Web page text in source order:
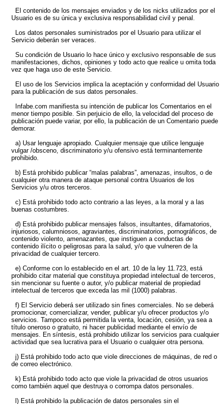
El contenido de los mensajes enviados y de los nicks utilizados por el
Usuario es de su única y exclusiva responsabilidad civil y penal.
Los datos personales suministrados por el Usuario para utilizar el
Servicio deberán ser veraces.
Su condición de Usuario lo hace único y exclusivo responsable de sus
manifestaciones, dichos, opiniones y todo acto que realice u omita toda
vez que haga uso de este Servicio.
El uso de los Servicios implica la aceptación y conformidad del Usuario
para la publicación de sus datos personales.
Infabe.com manifiesta su intención de publicar los Comentarios en el
menor tiempo posible. Sin perjuicio de ello, la velocidad del proceso de
publicación puede variar, por ello, la publicación de un Comentario puede
demorar.
a) Usar lenguaje apropiado. Cualquier mensaje que utilice lenguaje
vulgar /obsceno, discriminatorio y/u ofensivo está terminantemente
prohibido.
b) Está prohibido publicar “malas palabras”, amenazas, insultos, o de
cualquier otra manera de ataque personal contra Usuarios de los
Servicios y/u otros terceros.
c) Está prohibido todo acto contrario a las leyes, a la moral y a las
buenas costumbres.
d) Está prohibido publicar mensajes falsos, insultantes, difamatorios,
injuriosos, calumniosos, agraviantes, discriminatorios, pornográficos, de
contenido violento, amenazantes, que instiguen a conductas de
contenido ilícito o peligrosas para la salud, y/o que vulneren de la
privacidad de cualquier tercero.
e) Conforme con lo establecido en el art. 10 de la ley 11.723, está
prohibido citar material que constituya propiedad intelectual de terceros,
sin mencionar su fuente o autor, y/o publicar material de propiedad
intelectual de terceros que exceda las mil (1000) palabras.
f) El Servicio deberá ser utilizado sin fines comerciales. No se deberá
promocionar, comercializar, vender, publicar y/u ofrecer productos y/o
servicios. Tampoco está permitida la venta, locación, cesión, ya sea a
título oneroso o gratuito, ni hacer publicidad mediante el envío de
mensajes. En síntesis, está prohibido utilizar los servicios para cualquier
actividad que sea lucrativa para el Usuario o cualquier otra persona.
j) Está prohibido todo acto que viole direcciones de máquinas, de red o
de correo electrónico.
k) Está prohibido todo acto que viole la privacidad de otros usuarios
como también aquel que destruya o corrompa datos personales.
l) Está prohibido la publicación de datos personales sin el